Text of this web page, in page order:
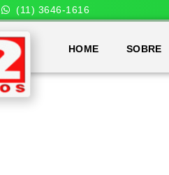
(11) 3646-1616
HOME SOBRE